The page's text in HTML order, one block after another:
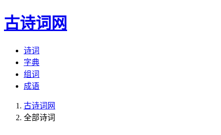
古诗词网
诗词
字典
组词
成语
古诗词网
全部诗词